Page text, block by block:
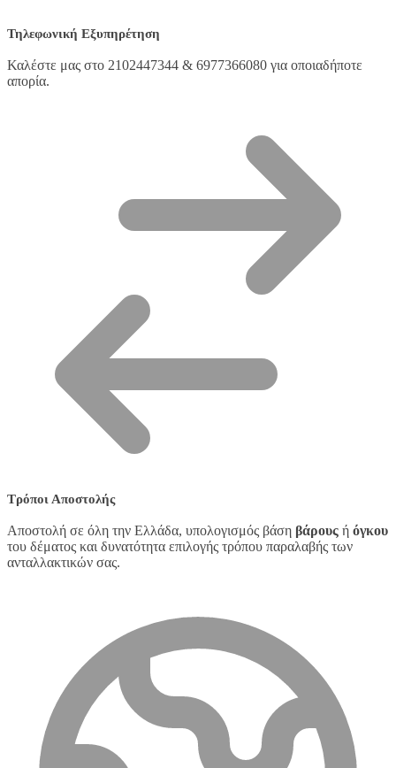
Τηλεφωνική Εξυπηρέτηση
Καλέστε μας στο 2102447344 & 6977366080 για οποιαδήποτε
απορία.
Τρόποι Αποστολής
Αποστολή σε όλη την Ελλάδα, υπολογισμός βάση βάρους ή όγκου
του δέματος και δυνατότητα επιλογής τρόπου παραλαβής των
ανταλλακτικών σας.